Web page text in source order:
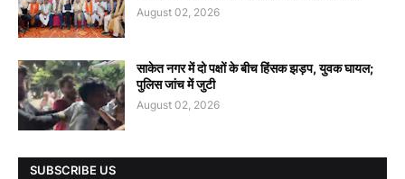
August 02, 2026
साकेत नगर में दो पक्षों के बीच हिंसक झड़प, युवक घायल;
पुलिस जांच में जुटी
August 02, 2026
SUBSCRIBE US